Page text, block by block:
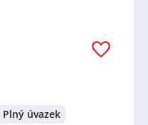
Plný úvazek